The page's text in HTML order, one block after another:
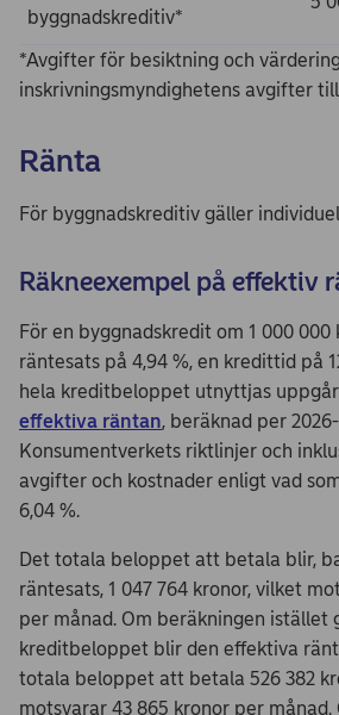
byggnadskreditiv*
*Avgifter för besiktning och
inskrivningsmyndighetens avgifter
Ränta
För byggnadskreditiv gäller
Räkneexempel på effektiv
För en byggnadskredit om 1 000
räntesats på 4,94 %, en kredittid på
hela kreditbeloppet utnyttjas
effektiva räntan, beräknad per
Konsumentverkets riktlinjer och
avgifter och kostnader enligt vad
6,04 %.
Det totala beloppet att betala blir,
räntesats, 1 047 764 kronor, vilket
per månad. Om beräkningen istället
kreditbeloppet blir den effektiva
totala beloppet att betala 526 382
motsvarar 43 865 kronor per